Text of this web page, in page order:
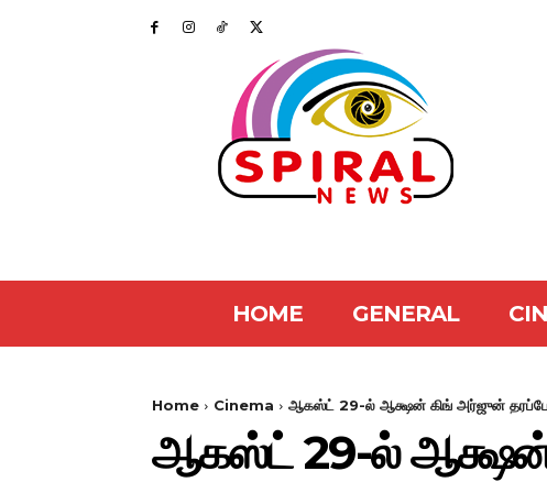
HOME GENERAL
Home Cinema ஆகஸ்ட் 29-ல் ஆக்ஷன் கிங் அர்ஜுன்
ஆகஸ்ட் 29-ல் ஆக்ஷன்